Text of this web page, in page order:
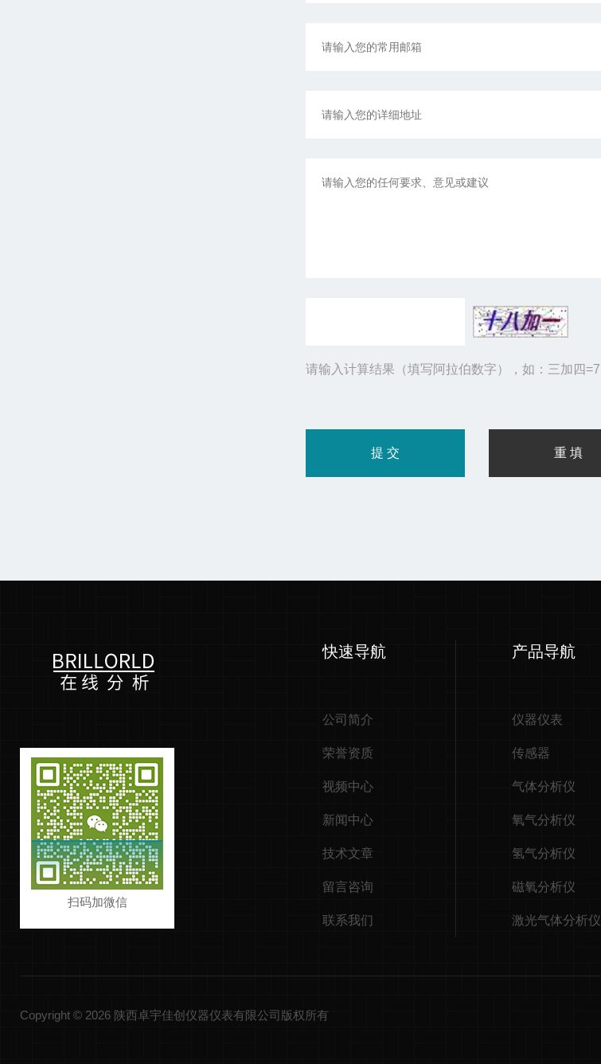
请输入计算结果（填写阿拉伯数字），如：三加四=7
扫码加微信
快速导航
公司简介
荣誉资质
视频中心
新闻中心
技术文章
留言咨询
联系我们
产品导航
仪器仪表
传感器
气体分析仪
氧气分析仪
氢气分析仪
磁氧分析仪
激光气体分析仪
Copyright © 2026 陕西卓宇佳创仪器仪表有限公司版权所有